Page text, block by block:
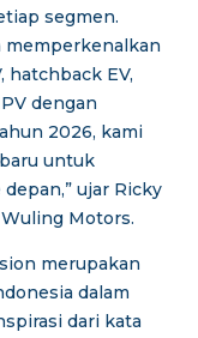
segmen.
memperkenalkan
hatchback EV,
dengan
2026, kami
untuk
ujar Ricky
Motors.
merupakan
dalam
dari kata